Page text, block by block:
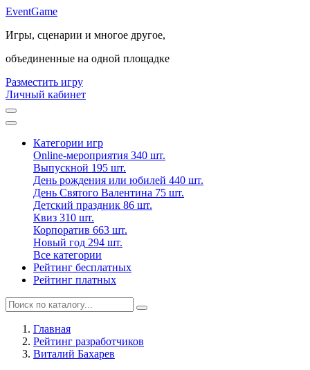
EventGame
Игры, сценарии и многое другое,
объединенные на одной площадке
Разместить игру
Личный кабинет
Категории игр
Online-мероприятия 340 шт.
Выпускной 195 шт.
День рождения или юбилей 440 шт.
День Святого Валентина 75 шт.
Детский праздник 86 шт.
Квиз 310 шт.
Корпоратив 663 шт.
Новый год 294 шт.
Все категории
Рейтинг бесплатных
Рейтинг платных
Главная
Рейтинг разработчиков
Виталий Бахарев